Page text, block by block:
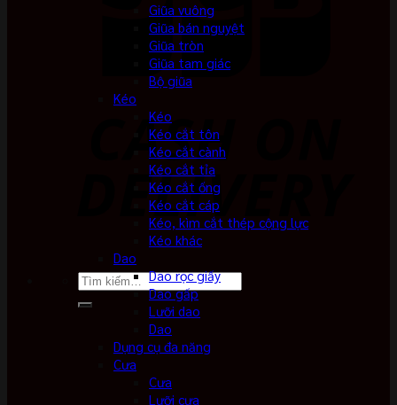
Tìm
Giũa vuông
Giũa bán nguyệt
Giũa tròn
Giũa tam giác
Bộ giũa
Kéo
Kéo
Kéo cắt tôn
Kéo cắt cành
Kéo cắt tỉa
Kéo cắt ống
Kéo cắt cáp
Kéo, kìm cắt thép cộng lực
Kéo khác
Dao
Dao rọc giấy
Dao gấp
Lưỡi dao
Dao
Dụng cụ đa năng
Cưa
Cưa
Lưỡi cưa